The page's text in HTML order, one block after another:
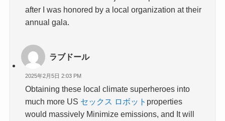
after I was honored by a local organization at their
annual gala.
ラブドール
2025年2月5日 2:03 PM
Obtaining these local climate superheroes into
much more US セックス ロボット properties
would massively Minimize emissions, and It will